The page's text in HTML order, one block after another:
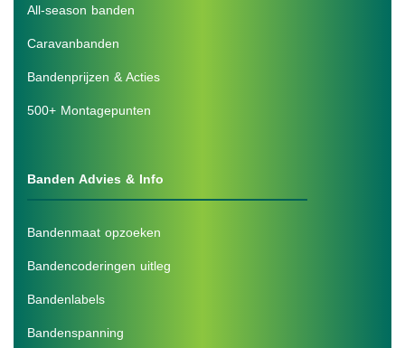
All-season banden
Caravanbanden
Bandenprijzen & Acties
500+ Montagepunten
Banden Advies & Info
Bandenmaat opzoeken
Bandencoderingen uitleg
Bandenlabels
Bandenspanning